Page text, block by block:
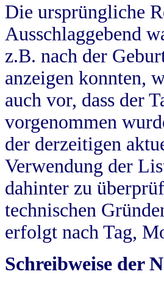
Die ursprüngliche
Ausschlaggebend
z.B. nach der
anzeigen konnten,
auch vor, dass der
vorgenommen
der derzeitigen
Verwendung der
dahinter zu
technischen
erfolgt nach Tag,
Schreibweise der